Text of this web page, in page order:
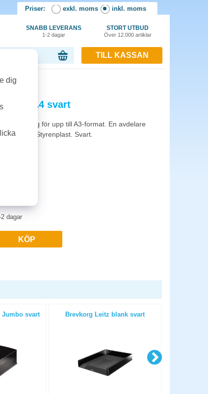
Priser: exkl. moms inkl. moms
SNABB LEVERANS
1-2 dagar
STORT UTBUD
Över 12.000 artiklar
TILL KASSAN
A3/A4 svart
för upp till A3-format. En avdelare
Styrenplast. Svart.
2 dagar
KÖP
Jumbo svart Brevkorg Leitz blank svart
dig